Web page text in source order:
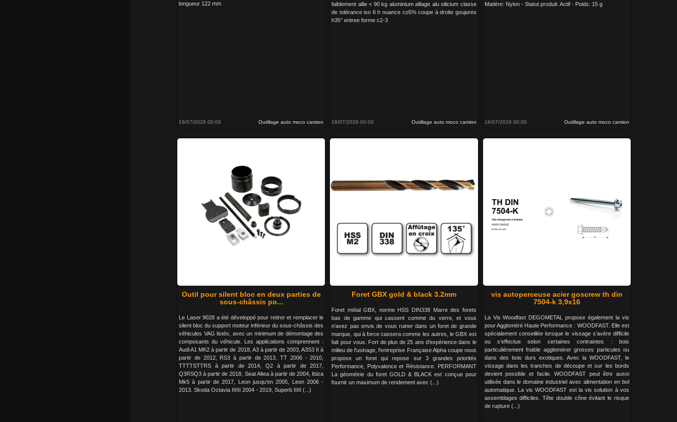
longueur 122 mm
19/07/2026 00:00 Outillage auto moco camion
faiblement allie < 90 kg aluminium alliage alu silicium classe
de tolérance iso 6 h nuance co5% coupe à droite goujures
h35° entree forme c2-3
18/07/2026 00:00 Outillage auto moco camion
Matière: Nylon - Statut produit: Actif - Poids: 15 g
16/07/2026 00:00 Outillage auto moco camion
Outil pour silent bloc en deux parties de
sous-châssis po...
Le Laser 9028 a été développé pour retirer et remplacer le
silent bloc du support moteur inférieur du sous-châssis des
véhicules VAG listés, avec un minimum de démontage des
composants du véhicule. Les applications comprennent :
Audi A1 MK2 à partir de 2018, A3 à partir de 2003, A3S3 II à
partir de 2012, RS3 à partir de 2013, TT 2006 - 2010,
TTTTSTTRS à partir de 2014, Q2 à partir de 2017,
Q3RSQ3 à partir de 2018, Seat Altea à partir de 2004, Ibiza
Mk5 à partir de 2017, Leon jusqu'en 2005, Leon 2006 -
2013. Skoda Octavia IIIIII 2004 - 2019, Superb IIIII (...)
Foret GBX gold & black 3.2mm
Foret métal GBX, norme HSS DIN338 Marre des forets
bas de gamme qui cassent comme du verre, et vous
n'avez pas envis de vous ruiner dans un foret de grande
marque, qui à force cassera comme les autres, le GBX est
fait pour vous. Fort de plus de 25 ans d'expèrience dans le
milieu de l'usinage, l'entreprise Française Alpha coupe nous
propose un foret qui repose sur 3 grandes priorités
Performance, Polyvalence et Résistance. PERFORMANT
La géométrie du foret GOLD & BLACK est conçue pour
fournir un maximum de rendement avec (...)
vis autoperceuse acier goscrew th din
7504-k 3,9x16
La Vis Woodfast DEGOMETAL propose également la vis
pour Aggloméré Haute Performance : WOODFAST. Elle est
spécialement conseillée lorsque le vissage s’avère difficile
ou s’effectue selon certaines contraintes : bois
particulièrement friable agglomérer grosses particules ou
dans des bois durs exotiques. Avec la WOODFAST, le
vissage dans les tranches de découpe et sur les bords
devient possible et facile. WOODFAST peut être aussi
utilisée dans le domaine industriel avec alimentation en bol
automatique. La vis WOODFAST est la vis solution à vos
assemblages difficiles. Tête double cône évitant le risque
de rupture (...)